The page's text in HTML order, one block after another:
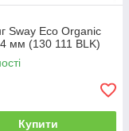
Sway Eco Organic
мм (130 111 BLK)
Купити